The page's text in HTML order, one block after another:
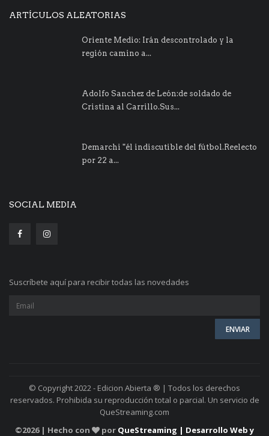
ARTÍCULOS ALEATORIAS
Oriente Medio: Irán descontrolado y la
región camino a...
Adolfo Sanchez de León:de soldado de
Cristina al Carrillo.Sus...
Demarchi "él indiscutible del fútbol.Reelecto
por 22 a...
SOCIAL MEDIA
Suscríbete aquí para recibir todas las novedades
© Copyright 2022 - Edicion Abierta ® | Todos los derechos
reservados. Prohibida su reproducción total o parcial. Un servicio de
QueStreaming.com
©2026 | Hecho con por QueStreaming | Desarrollo Web y